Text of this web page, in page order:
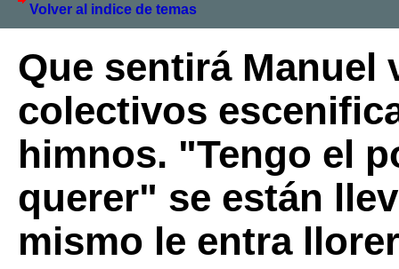
Volver al indice de temas
Que sentirá Manuel
colectivos
himnos. "Tengo el
querer" se están
mismo le entra